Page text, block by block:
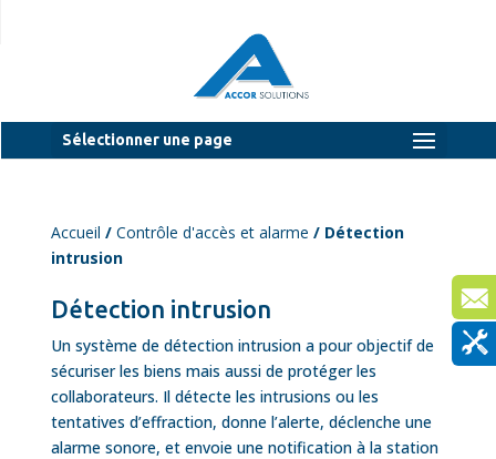
Sélectionner une page
Accueil / Contrôle d'accès et alarme / Détection
intrusion
Détection intrusion
Un système de détection intrusion a pour objectif de
sécuriser les biens mais aussi de protéger les
collaborateurs. Il détecte les intrusions ou les
tentatives d’effraction, donne l’alerte, déclenche une
alarme sonore, et envoie une notification à la station